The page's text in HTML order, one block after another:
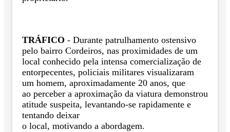
TRÁFICO - Durante patrulhamento ostensivo
pelo bairro Cordeiros, nas proximidades de um
local conhecido pela intensa comercialização de
entorpecentes, policiais militares visualizaram
um homem, aproximadamente 20 anos, que
ao perceber a aproximação da viatura demonstrou
atitude suspeita, levantando-se rapidamente e
tentando deixar
o local, motivando a abordagem.